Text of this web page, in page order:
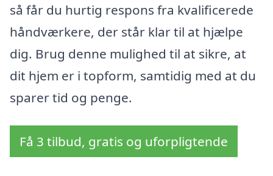
så får du hurtig respons fra kvalificerede
håndværkere, der står klar til at hjælpe
dig. Brug denne mulighed til at sikre, at
dit hjem er i topform, samtidig med at du
sparer tid og penge.
Få 3 tilbud, gratis og uforpligtende